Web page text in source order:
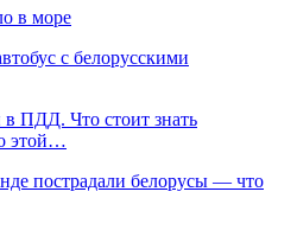
в море
с белорусскими
ПДД. Что стоит знать
этой…
пострадали белорусы — что